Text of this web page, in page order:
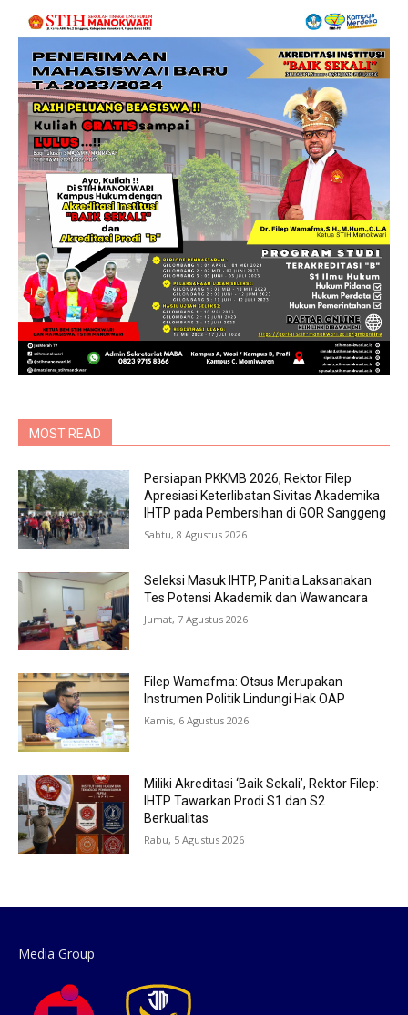
MOST READ
Persiapan PKKMB 2026, Rektor Filep
Apresiasi Keterlibatan Sivitas Akademika
IHTP pada Pembersihan di GOR Sanggeng
Sabtu, 8 Agustus 2026
Seleksi Masuk IHTP, Panitia Laksanakan
Tes Potensi Akademik dan Wawancara
Jumat, 7 Agustus 2026
Filep Wamafma: Otsus Merupakan
Instrumen Politik Lindungi Hak OAP
Kamis, 6 Agustus 2026
Miliki Akreditasi ‘Baik Sekali’, Rektor Filep:
IHTP Tawarkan Prodi S1 dan S2
Berkualitas
Rabu, 5 Agustus 2026
Media Group